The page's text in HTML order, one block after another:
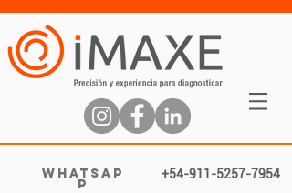
WHATSAP
P
+54-911-5257-7954